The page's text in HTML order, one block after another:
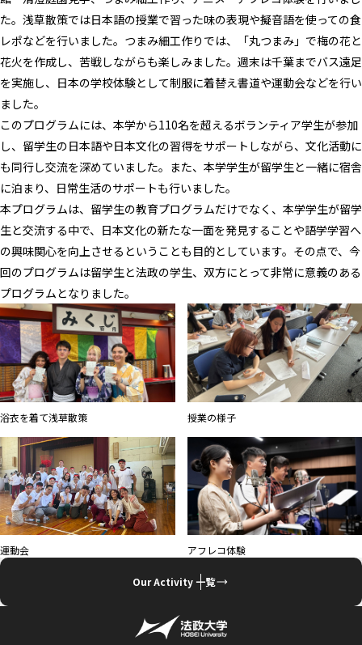
た。浅草散策では日本語の授業で習った味の表現や擬音語を使っての食
レポなどを行いました。つまみ細工作りでは、「丸つまみ」で梅の花と
花火を作成し、苦戦しながらも楽しみました。週末は千葉までバス遠足
を実施し、日本の学校体験として制服に着替え書道や運動会などを行い
ました。
このプログラムには、本学から110名を超えるボランティア学生が参加
し、留学生の日本語や日本文化の習得をサポートしながら、文化活動に
も同行し交流を深めていました。また、本学学生が留学生と一緒に宿舎
に泊まり、日常生活のサポートも行いました。
本プログラムは、留学生の教育プログラムだけでなく、本学学生が留学
生と交流する中で、日本文化の新たな一面を発見することや語学学習へ
の興味関心を向上させるということも目的としています。その点で、今
回のプログラムは留学生と法政の学生、双方にとって非常に意義のある
プログラムとなりました。
浴衣を着て浅草散策 授業の様子
運動会 アフレコ体験
Our Activity 一覧